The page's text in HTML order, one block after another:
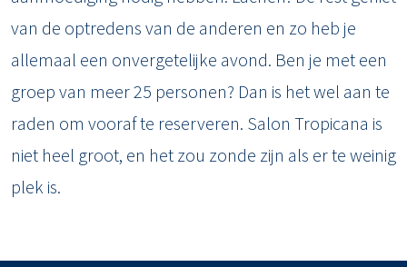
van de optredens van de anderen en zo heb je
allemaal een onvergetelijke avond. Ben je met een
groep van meer 25 personen? Dan is het wel aan te
raden om vooraf te reserveren. Salon Tropicana is
niet heel groot, en het zou zonde zijn als er te weinig
plek is.